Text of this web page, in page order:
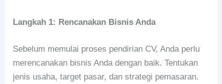
Langkah 1: Rencanakan Bisnis Anda
Sebelum memulai proses pendirian CV, Anda perlu
merencanakan bisnis Anda dengan baik. Tentukan
jenis usaha, target pasar, dan strategi pemasaran.